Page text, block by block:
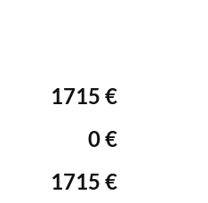
1715 €
0 €
1715 €